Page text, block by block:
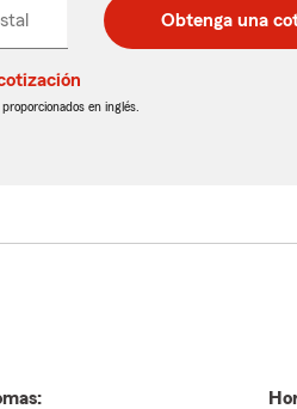
postal
de
postal
de
Obtenga una
en inglés.